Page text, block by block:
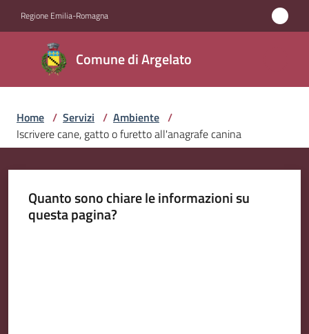
Regione Emilia-Romagna
Comune di Argelato
Comune
di
Argelato
Amministrazione
Servizi
Home / Servizi / Ambiente /
Iscrivere cane, gatto o furetto all'anagrafe canina
Quanto sono chiare le informazioni su
questa pagina?